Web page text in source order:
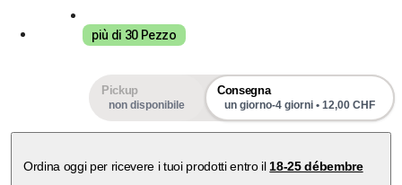
più di 30 Pezzo
Pickup
non disponibile
Consegna
un giorno-4 giorni • 12,00 CHF
Ordina oggi per ricevere i tuoi prodotti entro il 18-25 débembre